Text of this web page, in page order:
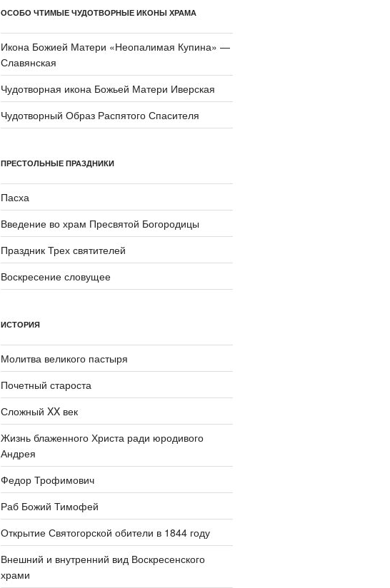
ОСОБО ЧТИМЫЕ ЧУДОТВОРНЫЕ ИКОНЫ ХРАМА
Икона Божией Матери «Неопали­мая Купина» —
Славянская
Чудотворная икона Божьей Матери Иверская
Чудотворный Образ Распятого Спасителя
ПРЕСТОЛЬНЫЕ ПРАЗДНИКИ
Пасха
Введение во храм Пресвятой Богородицы
Праздник Трех святителей
Воскресение словущее
ИСТОРИЯ
Молитва великого пастыря
Почетный староста
Сложный XX век
Жизнь блаженного Христа ради юродивого
Андрея
Федор Трофимович
Раб Божий Тимофей
Открытие Святогорской обители в 1844 году
Внешний и внутренний вид Воскресенского
храми